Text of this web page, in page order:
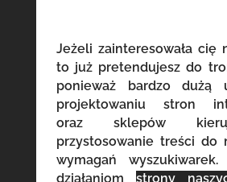
Jeżeli zainteresowała cię
to już pretendujesz do
ponieważ bardzo dużą
projektowaniu stron
oraz sklepów
przystosowanie treści do
wymagań
działaniom strony